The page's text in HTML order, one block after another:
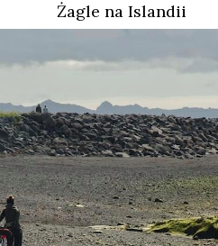
Żagle na Islandii